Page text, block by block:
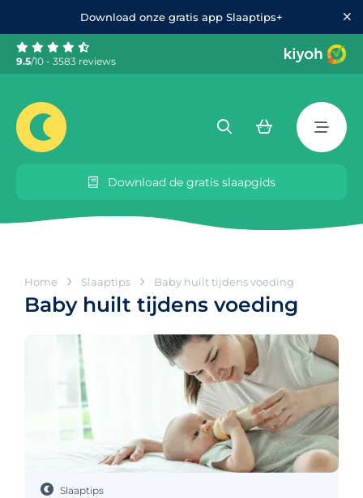
Download onze gratis app Slaaptips+
9.5/10 - 3583 reviews
Download de gratis slaapgids
Home Slaaptips Baby huilt tijdens voeding
Baby huilt tijdens voeding
Slaaptips